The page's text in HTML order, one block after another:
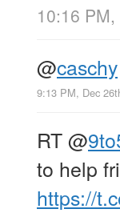
10:16
@caschy
9:13 PM, Dec
RT@
to help
https://